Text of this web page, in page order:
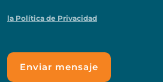
la Política de Privacidad